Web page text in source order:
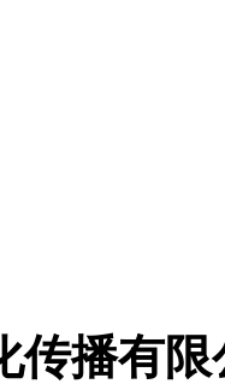
传播有限